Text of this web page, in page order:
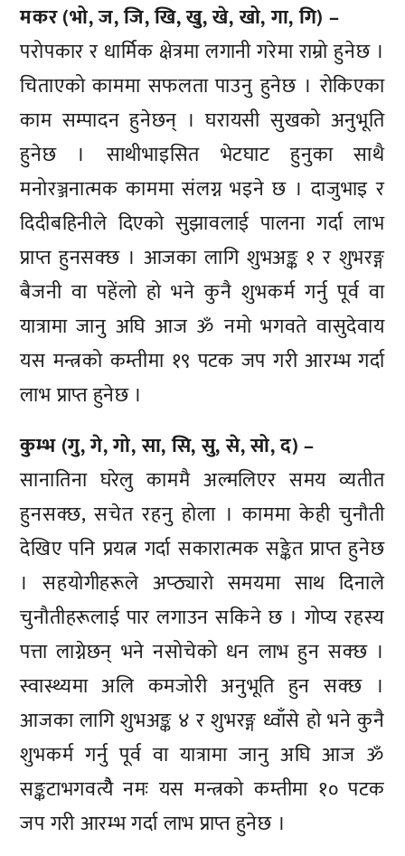
मकर (भो, ज, जि, खि, खु, खे, खो, गा, गि) –
परोपकार र धार्मिक क्षेत्रमा लगानी गरेमा राम्रो हुनेछ ।
चिताएको काममा सफलता पाउनु हुनेछ । रोकिएका
काम सम्पादन हुनेछन् । घरायसी सुखको अनुभूति
हुनेछ । साथीभाइसित भेटघाट हुनुका साथै
मनोरञ्जनात्मक काममा संलग्न भइने छ । दाजुभाइ र
दिदीबहिनीले दिएको सुझावलाई पालना गर्दा लाभ
प्राप्त हुनसक्छ । आजका लागि शुभअङ्क १ र शुभरङ्ग
बैजनी वा पहेंलो हो भने कुनै शुभकर्म गर्नु पूर्व वा
यात्रामा जानु अघि आज ॐ नमो भगवते वासुदेवाय
यस मन्त्रको कम्तीमा १९ पटक जप गरी आरम्भ गर्दा
लाभ प्राप्त हुनेछ ।
कुम्भ (गु, गे, गो, सा, सि, सु, से, सो, द) –
सानातिना घरेलु काममै अल्मलिएर समय व्यतीत
हुनसक्छ, सचेत रहनु होला । काममा केही चुनौती
देखिए पनि प्रयत्न गर्दा सकारात्मक सङ्केत प्राप्त हुनेछ
। सहयोगीहरूले अप्ठ्यारो समयमा साथ दिनाले
चुनौतीहरूलाई पार लगाउन सकिने छ । गोप्य रहस्य
पत्ता लाग्नेछन् भने नसोचेको धन लाभ हुन सक्छ ।
स्वास्थ्यमा अलि कमजोरी अनुभूति हुन सक्छ ।
आजका लागि शुभअङ्क ४ र शुभरङ्ग ध्वाँसे हो भने कुनै
शुभकर्म गर्नु पूर्व वा यात्रामा जानु अघि आज ॐ
सङ्कटाभगवत्यैै नमः यस मन्त्रको कम्तीमा १० पटक
जप गरी आरम्भ गर्दा लाभ प्राप्त हुनेछ ।